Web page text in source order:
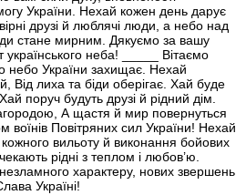
України. Нехай кожен день дарує
друзі й люблячі люди, а небо над
стане мирним. Дякуємо за вашу
українського неба! _____ Вітаємо
небо України захищає. Нехай
Від лиха та біди оберігає. Хай буде
поруч будуть друзі й рідний дім.
А щастя й мир повернуться
воїнів Повітряних сил України! Нехай
кожного вильоту й виконання бойових
рідні з теплом і любов’ю.
характеру, нових звершень
Україні!